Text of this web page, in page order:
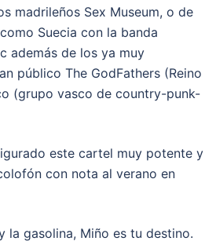
madrileños Sex Museum, o de
Suecia con la banda
además de los ya muy
público The GodFathers (Reino
(grupo vasco de country-punk-
este cartel muy potente y
con nota al verano en
la gasolina, Miño es tu destino.